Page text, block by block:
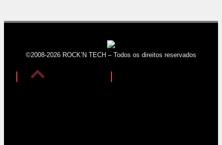
©2008-2026 ROCK’N TECH – Todos os direitos reservados